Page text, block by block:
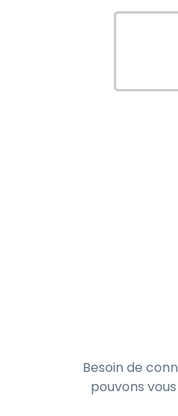
Besoin de
pouvons